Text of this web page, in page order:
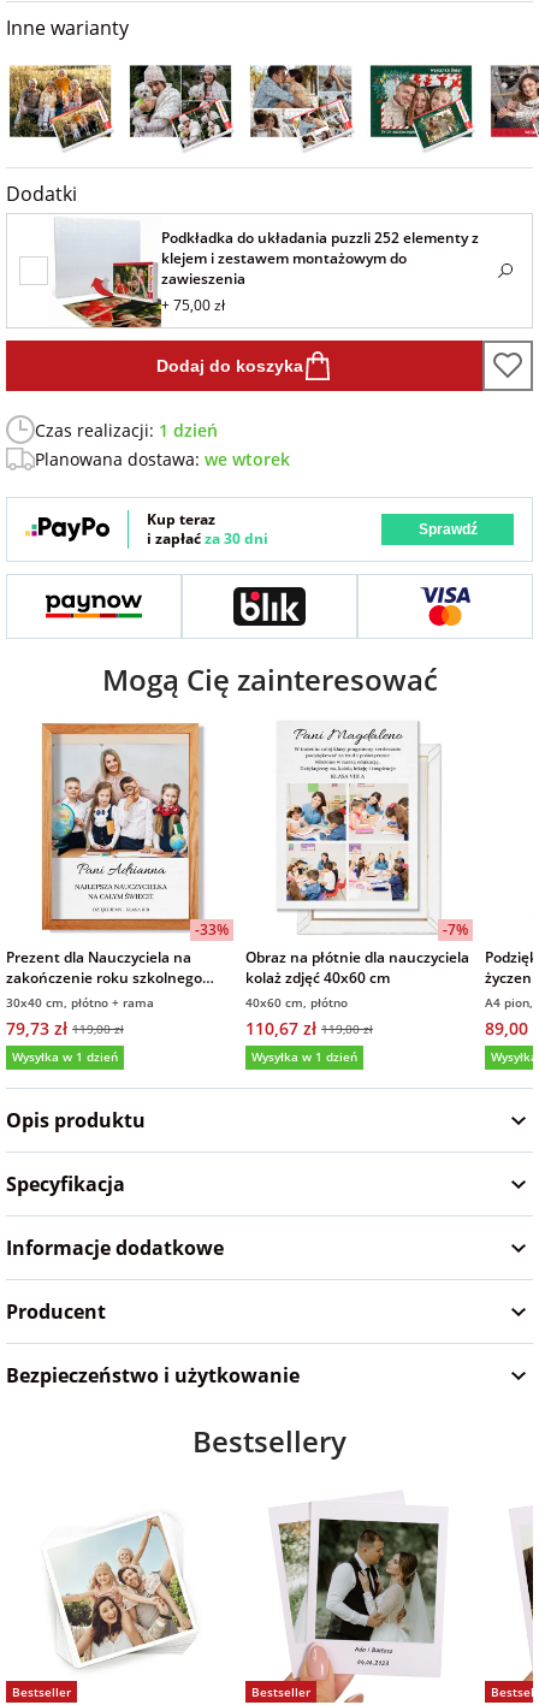
personalizowane
Torby
personalizowane
Poduszki ze
zdjęciem
Fotografie
Naklejki i
naprasowanki
imienne
Bombki ze
Fotoksiążki
Dodatki i
na 40 urodziny
na 50 urodziny
na wesele
na rocznicę
ślubu
na rozpoczęcie
szkoły
szkoły
na pamiątkę z
wakacji
na Dzień
Chłopaka
na Dzień Kobiet
na walentynki
na mikołajki
na prezent
świąteczny
na Dzień Babci i
Dziadka
na Wielkanoc
na wieczór
panieński
na wieczór
kawalerski
dla miłośników
kotów
dla miłośników
psów
dla brata
dla siostry
dla chłopaka
dla dziewczyny
dla przyjaciółki
dla przyjaciela
Inne warianty
Dodatki
Podkładka do układania puzzli 252 elementy z
klejem i zestawem montażowym do
zawieszenia
+ 75,00 zł
Dodaj do koszyka
Czas realizacji: 1 dzień
Planowana dostawa: we wtorek
Kup teraz
i zapłaćza 30 dni Sprawdź
Mogą Cię zainteresować
-33%
Prezent dla Nauczyciela na
zakończenie roku szkolnego
obraz ze zdjęcia w drewnianej
ramie 30x40 cm
30x40 cm, płótno + rama
79,73 zł 119,00 zł
Wysyłka w 1 dzień
-7%
Obraz na płótnie dla nauczyciela
kolaż zdjęć 40x60 cm
40x60 cm, płótno
110,67 zł 119,00 zł
Wysyłka w 1 dzień
A4 pion,
89,00
Opis produktu
Specyfikacja
Informacje dodatkowe
Producent
Bezpieczeństwo i użytkowanie
Bestsellery
Bestseller Bestseller